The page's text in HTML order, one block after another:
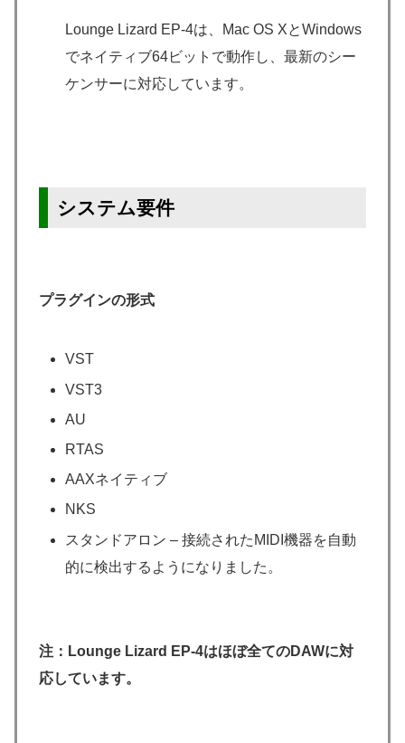
Lounge Lizard EP-4は、Mac OS XとWindows
でネイティブ64ビットで動作し、最新のシー
ケンサーに対応しています。
システム要件
プラグインの形式
VST
VST3
AU
RTAS
AAXネイティブ
NKS
スタンドアロン – 接続されたMIDI機器を自動
的に検出するようになりました。
注：Lounge Lizard EP-4はほぼ全てのDAWに対
応しています。